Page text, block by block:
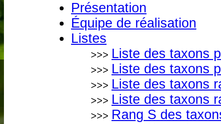
Présentation
Équipe de réalisation
Listes
>>> Liste des taxons
>>> Liste des taxons
>>> Liste des taxons
>>> Liste des taxons
>>> Rang S des